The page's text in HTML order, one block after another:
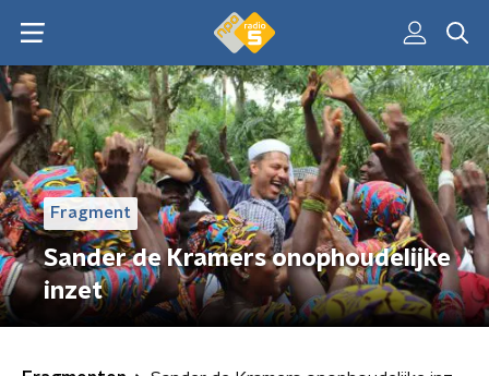
Fragment
Sander de Kramers onophoudelijke
inzet